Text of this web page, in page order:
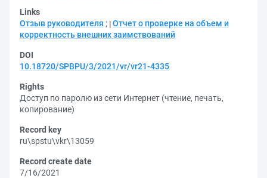
Links
Отзыв руководителя ; Отчет о проверке на объем и
корректность внешних заимствований
DOI
10.18720/SPBPU/3/2021/vr/vr21-4335
Rights
Доступ по паролю из сети Интернет (чтение, печать,
копирование)
Record key
ru\spstu\vkr\13059
Record create date
7/16/2021